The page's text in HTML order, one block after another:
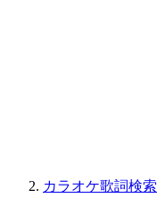
カラオケ歌詞検索